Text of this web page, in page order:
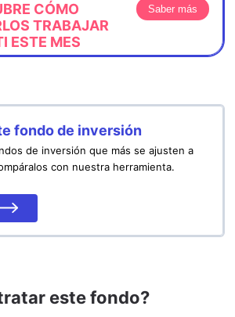
CÓMO
TRABAJAR
ESTE MES
Saber más
fondo de inversión
de inversión que más se ajusten a
con nuestra herramienta.
este fondo?